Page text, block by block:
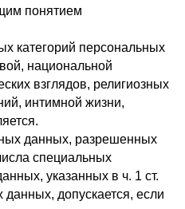
понятием
категорий персональных
национальной
взглядов, религиозных
интимной жизни,
данных, разрешенных
специальных
указанных в ч. 1 ст.
допускается, если